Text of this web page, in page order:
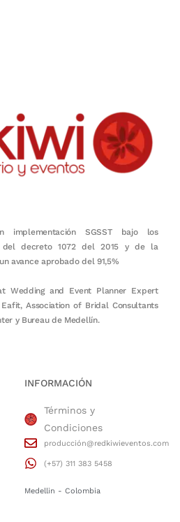
implementación SGSST bajo los
del decreto 1072 del 2015 y de la
avance aprobado del 91,5%
Wedding and Event Planner Expert
Association of Bridal Consultants
y Bureau de Medellín.
INFORMACIÓN
Términos y
Condiciones
producción@redkiwieventos.com
(+57) 311 383 5458
Medellin - Colombia